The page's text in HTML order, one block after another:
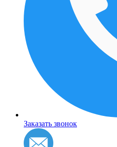
Заказать звонок